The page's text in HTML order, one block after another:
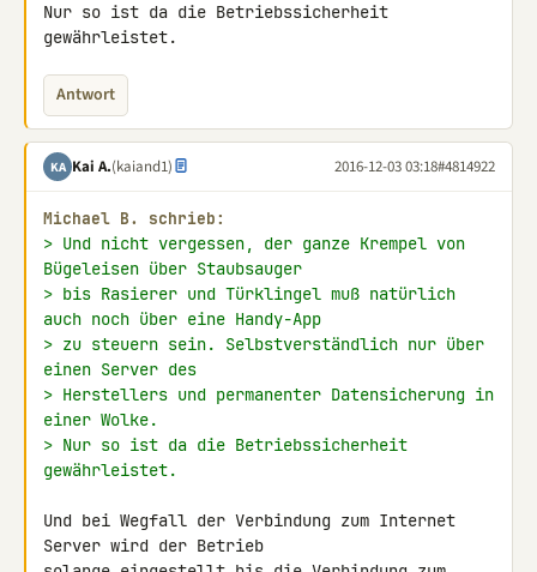
Nur so ist da die Betriebssicherheit
gewährleistet.
Antwort
KA Kai A.(kaiand1) 2016-12-03 03:18#4814922
Michael B. schrieb:
> Und nicht vergessen, der ganze Krempel von
Bügeleisen über Staubsauger
> bis Rasierer und Türklingel muß natürlich
auch noch über eine Handy-App
> zu steuern sein. Selbstverständlich nur über
einen Server des
> Herstellers und permanenter Datensicherung in
einer Wolke.
> Nur so ist da die Betriebssicherheit
gewährleistet.
Und bei Wegfall der Verbindung zum Internet
Server wird der Betrieb